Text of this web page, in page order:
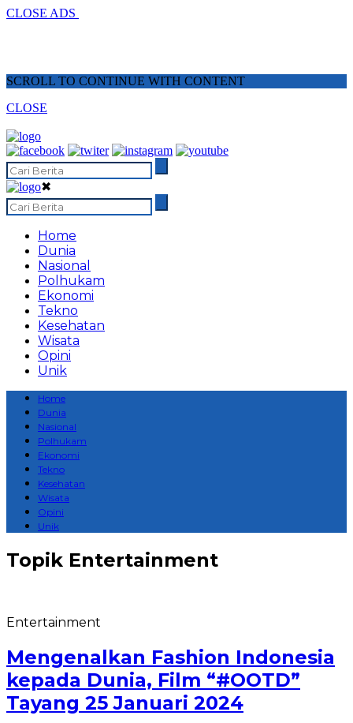
CLOSE ADS
SCROLL TO CONTINUE WITH CONTENT
CLOSE
✖
Home
Dunia
Nasional
Polhukam
Ekonomi
Tekno
Kesehatan
Wisata
Opini
Unik
Home
Dunia
Nasional
Polhukam
Ekonomi
Tekno
Kesehatan
Wisata
Opini
Unik
Topik Entertainment
Entertainment
Mengenalkan Fashion Indonesia
kepada Dunia, Film “#OOTD”
Tayang 25 Januari 2024